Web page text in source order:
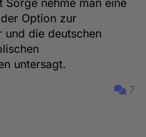
Option zur
und die deutschen
untersagt.
7